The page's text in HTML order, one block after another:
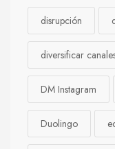
disrupción
diversificar
DM Instagram
Duolingo